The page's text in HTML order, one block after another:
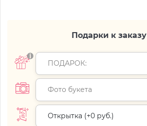
Подарки к заказу
ПОДАРОК:
Фото букета
Открытка (+0 руб.)